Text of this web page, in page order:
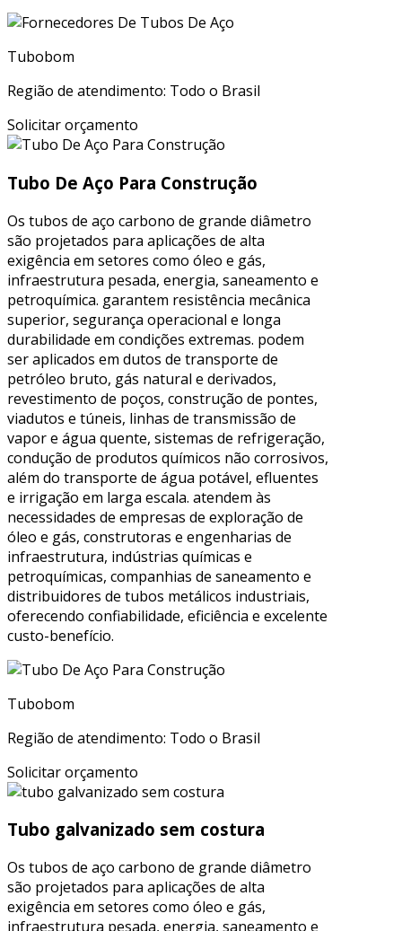
Tubobom
Região de atendimento: Todo o Brasil
Solicitar orçamento
Tubo De Aço Para Construção
Os tubos de aço carbono de grande diâmetro
são projetados para aplicações de alta
exigência em setores como óleo e gás,
infraestrutura pesada, energia, saneamento e
petroquímica. garantem resistência mecânica
superior, segurança operacional e longa
durabilidade em condições extremas. podem
ser aplicados em dutos de transporte de
petróleo bruto, gás natural e derivados,
revestimento de poços, construção de pontes,
viadutos e túneis, linhas de transmissão de
vapor e água quente, sistemas de refrigeração,
condução de produtos químicos não corrosivos,
além do transporte de água potável, efluentes
e irrigação em larga escala. atendem às
necessidades de empresas de exploração de
óleo e gás, construtoras e engenharias de
infraestrutura, indústrias químicas e
petroquímicas, companhias de saneamento e
distribuidores de tubos metálicos industriais,
oferecendo confiabilidade, eficiência e excelente
custo-benefício.
Tubobom
Região de atendimento: Todo o Brasil
Solicitar orçamento
Tubo galvanizado sem costura
Os tubos de aço carbono de grande diâmetro
são projetados para aplicações de alta
exigência em setores como óleo e gás,
infraestrutura pesada, energia, saneamento e